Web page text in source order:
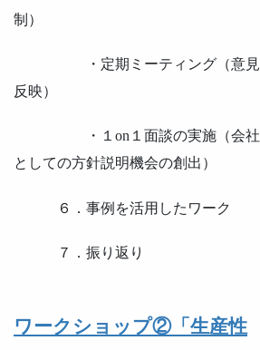
制）
・定期ミーティング（意見
反映）
・１on１面談の実施（会社
としての方針説明機会の創出）
６．事例を活用したワーク
７．振り返り
ワークショップ②「生産性